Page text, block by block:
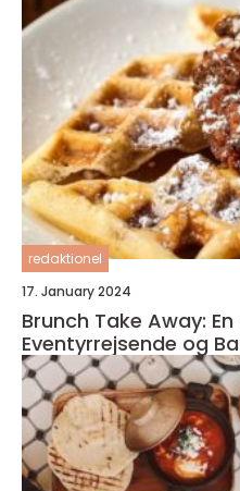
redaktionel
17. January 2024
Brunch Take Away:
Eventyrrejsende og